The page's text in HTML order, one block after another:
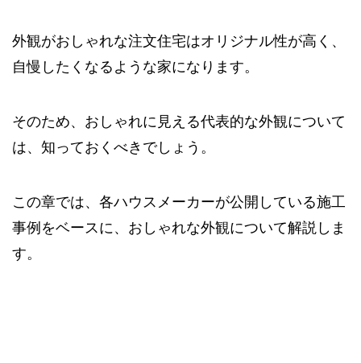
外観がおしゃれな注文住宅はオリジナル性が高く、
自慢したくなるような家になります。
そのため、おしゃれに見える代表的な外観について
は、知っておくべきでしょう。
この章では、各ハウスメーカーが公開している施工
事例をベースに、おしゃれな外観について解説しま
す。